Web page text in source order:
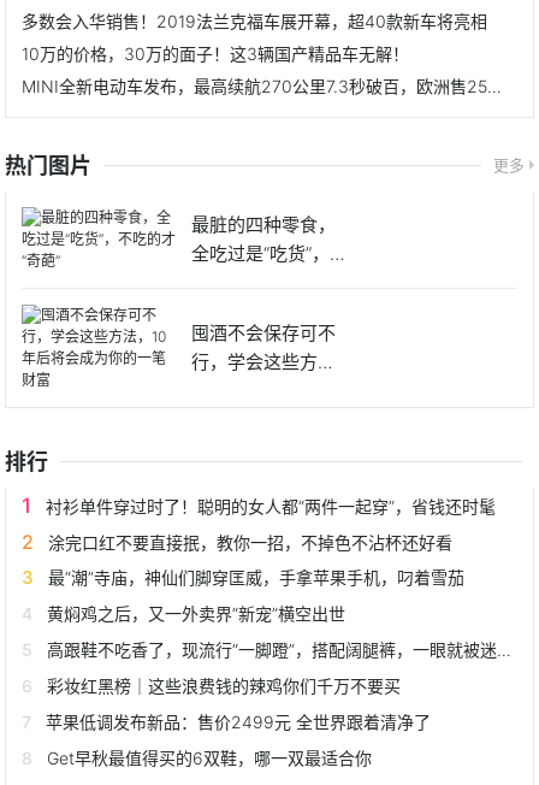
多数会入华销售！2019法兰克福车展开幕，超40款新车将亮相
10万的价格，30万的面子！这3辆国产精品车无解！
MINI全新电动车发布，最高续航270公里7.3秒破百，欧洲售25万元
热门图片 更多
最脏的四种零食，
全吃过是“吃货”，不
囤酒不会保存可不
行，学会这些方
排行
衬衫单件穿过时了！聪明的女人都“两件一起穿”，省钱还时髦
涂完口红不要直接抿，教你一招，不掉色不沾杯还好看
最“潮”寺庙，神仙们脚穿匡威，手拿苹果手机，叼着雪茄
黄焖鸡之后，又一外卖界“新宠”横空出世
高跟鞋不吃香了，现流行“一脚蹬”，搭配阔腿裤，一眼就被迷住！
彩妆红黑榜｜这些浪费钱的辣鸡你们千万不要买
苹果低调发布新品：售价2499元 全世界跟着清净了
Get早秋最值得买的6双鞋，哪一双最适合你